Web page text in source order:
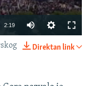
2:19
Direktan link